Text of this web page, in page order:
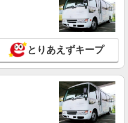
詳細を見る
コーディネートセンター二課
医療機関で事務のお仕事♪残
中川区／最寄駅：港北駅、名古
とりあえずキープ